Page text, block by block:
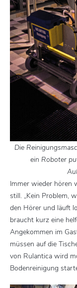
Die
ein Roboter
Immer wieder hören
still. „Kein Problem,
den Hörer und läuft
braucht kurz eine
Angekommen im
müssen auf die
von Rulantica wird
Bodenreinigung